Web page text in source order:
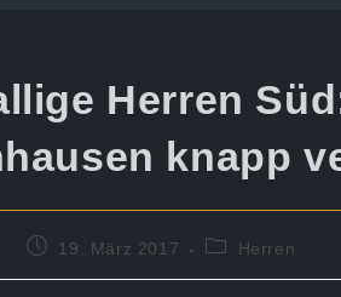
Herren
knapp
Beitrag19. März 2017
Beitrags-
Herren